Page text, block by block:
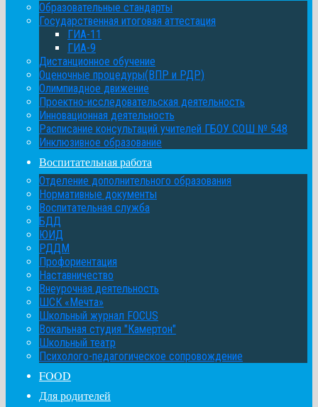
Образовательные стандарты
Государственная итоговая аттестация
ГИА-11
ГИА-9
Дистанционное обучение
Оценочные процедуры(ВПР и РДР)
Олимпиадное движение
Проектно-исследовательская деятельность
Инновационная деятельность
Расписание консультаций учителей ГБОУ СОШ № 548
Инклюзивное образование
Воспитательная работа
Отделение дополнительного образования
Нормативные документы
Воспитательная служба
БДД
ЮИД
РДДМ
Профориентация
Наставничество
Внеурочная деятельность
ШСК «Мечта»
Школьный журнал FOCUS
Вокальная студия "Камертон"
Школьный театр
Психолого-педагогическое сопровождение
FOOD
Для родителей